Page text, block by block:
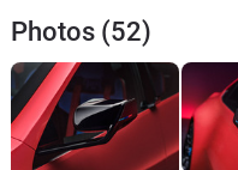
Photos (52)